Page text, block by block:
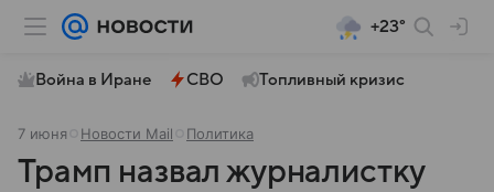
+23°
Война в Иране СВО Топливный кризис
7 июня Новости Mail Политика
Трамп назвал журналистку